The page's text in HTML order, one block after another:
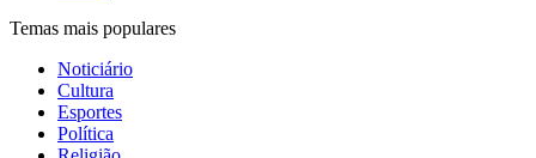
Temas mais populares
Noticiário
Cultura
Esportes
Política